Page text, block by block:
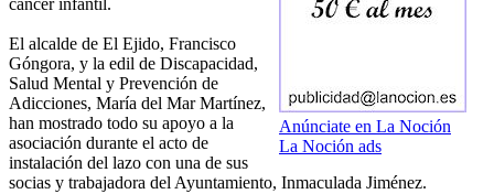
Anúnciate en La Noción
La Noción ads
cáncer infantil.
El alcalde de El Ejido, Francisco
Góngora, y la edil de Discapacidad,
Salud Mental y Prevención de
Adicciones, María del Mar Martínez,
han mostrado todo su apoyo a la
asociación durante el acto de
instalación del lazo con una de sus
socias y trabajadora del Ayuntamiento, Inmaculada Jiménez.